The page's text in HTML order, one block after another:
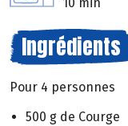
10 min
Ingrédients
Pour 4 personnes
500 g de Courge